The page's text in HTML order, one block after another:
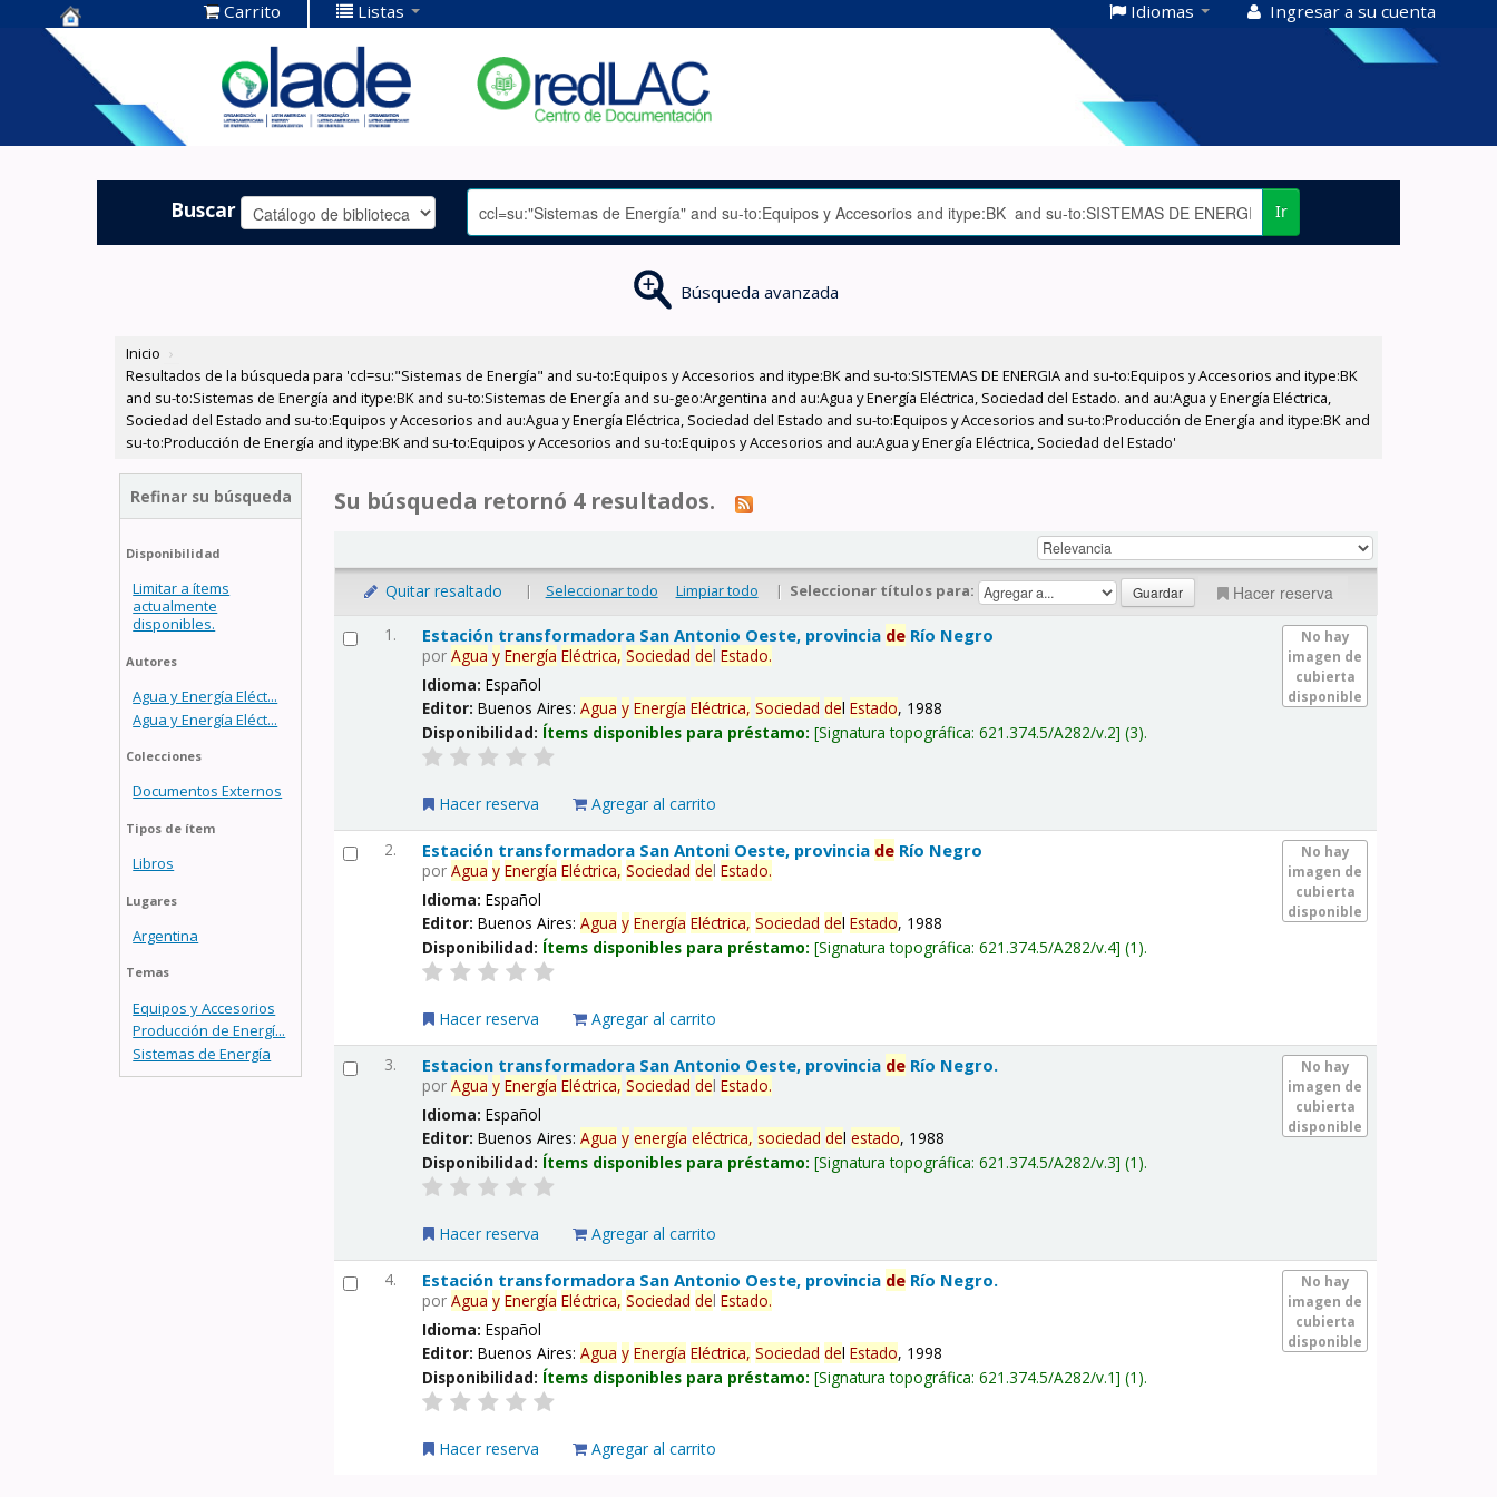
Centro de
Documentación
OLADE -
Carrito Listas Idiomas Ingresar a su cuenta
Buscar Ir
Búsqueda avanzada
Inicio ›
Resultados de la búsqueda para 'ccl=su:"Sistemas de Energía" and su-to:Equipos y Accesorios and itype:BK and su-to:SISTEMAS DE ENERGIA and su-to:Equipos y Accesorios and itype:BK
and su-to:Sistemas de Energía and itype:BK and su-to:Sistemas de Energía and su-geo:Argentina and au:Agua y Energía Eléctrica, Sociedad del Estado. and au:Agua y Energía Eléctrica,
Sociedad del Estado and su-to:Equipos y Accesorios and au:Agua y Energía Eléctrica, Sociedad del Estado and su-to:Equipos y Accesorios and su-to:Producción de Energía and itype:BK and
su-to:Producción de Energía and itype:BK and su-to:Equipos y Accesorios and su-to:Equipos y Accesorios and au:Agua y Energía Eléctrica, Sociedad del Estado'
Refinar su búsqueda
Disponibilidad
Limitar a ítems
actualmente
disponibles.
Autores
Agua y Energía Eléct...
Agua y Energía Eléct...
Colecciones
Documentos Externos
Tipos de ítem
Libros
Lugares
Argentina
Temas
Equipos y Accesorios
Producción de Energí...
Sistemas de Energía
Su búsqueda retornó 4 resultados.
Quitar resaltado | Seleccionar todo Limpiar todo | Seleccionar títulos para: Hacer reserva
1.
No hay
imagen de
cubierta
disponible
Estación transformadora San Antonio Oeste, provincia de Río Negro
porAgua y Energía Eléctrica, Sociedad delEstado.
Idioma:Español
Editor:Buenos Aires:Agua y Energía Eléctrica, Sociedad delEstado, 1988
Disponibilidad: Ítems disponibles para préstamo: Signatura topográfica:621.374.5/A282/v.2 (3).
Hacer reserva Agregar al carrito
2.
No hay
imagen de
cubierta
disponible
Estación transformadora San Antoni Oeste, provincia de Río Negro
porAgua y Energía Eléctrica, Sociedad delEstado.
Idioma:Español
Editor:Buenos Aires:Agua y Energía Eléctrica, Sociedad delEstado, 1988
Disponibilidad: Ítems disponibles para préstamo: Signatura topográfica:621.374.5/A282/v.4 (1).
Hacer reserva Agregar al carrito
3.
No hay
imagen de
cubierta
disponible
Estacion transformadora San Antonio Oeste, provincia de Río Negro.
porAgua y Energía Eléctrica, Sociedad delEstado.
Idioma:Español
Editor:Buenos Aires:Agua y energía eléctrica, sociedad delestado, 1988
Disponibilidad: Ítems disponibles para préstamo: Signatura topográfica:621.374.5/A282/v.3 (1).
Hacer reserva Agregar al carrito
4.
No hay
imagen de
cubierta
disponible
Estación transformadora San Antonio Oeste, provincia de Río Negro.
porAgua y Energía Eléctrica, Sociedad delEstado.
Idioma:Español
Editor:Buenos Aires:Agua y Energía Eléctrica, Sociedad delEstado, 1998
Disponibilidad: Ítems disponibles para préstamo: Signatura topográfica:621.374.5/A282/v.1 (1).
Hacer reserva Agregar al carrito